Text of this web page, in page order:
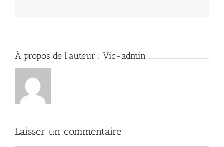
À propos de l'auteur : Vic-admin
Laisser un commentaire